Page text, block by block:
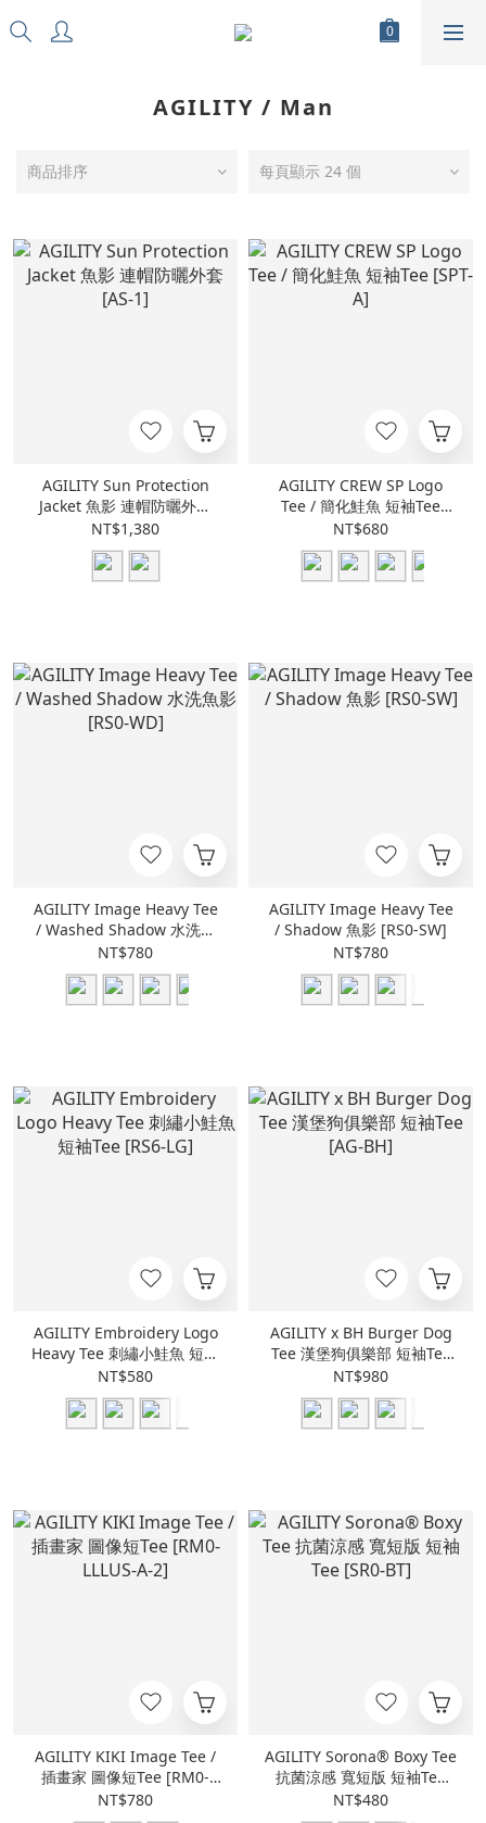
AGILITY / Man
商品排序 每頁顯示 24 個
AGILITY Sun Protection
Jacket 魚影 連帽防曬外套
[AS-1]
NT$1,380
AGILITY CREW SP Logo
Tee / 簡化鮭魚 短袖Tee
[SPT-A]
NT$680
AGILITY Image Heavy Tee
/ Washed Shadow 水洗魚
影 [RS0-WD]
NT$780
AGILITY Image Heavy Tee
/ Shadow 魚影 [RS0-SW]
NT$780
AGILITY Embroidery Logo
Heavy Tee 刺繡小鮭魚 短袖
Tee [RS6-LG]
NT$580
AGILITY x BH Burger Dog
Tee 漢堡狗俱樂部 短袖Tee
[AG-BH]
NT$980
AGILITY KIKI Image Tee /
插畫家 圖像短Tee [RM0-
LLLUS-A-2]
NT$780
AGILITY Sorona® Boxy Tee
抗菌涼感 寬短版 短袖Tee
[SR0-BT]
NT$480